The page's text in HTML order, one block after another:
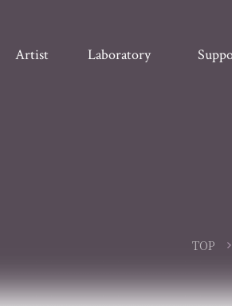
Artist Laboratory
TOP